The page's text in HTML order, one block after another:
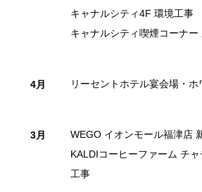
キャナルシティ4F 環境工事
キャナルシティ喫煙コーナー
4月 リーセントホテル宴会場・
3月
WEGO イオンモール福津店
KALDIコーヒーファーム チ
工事